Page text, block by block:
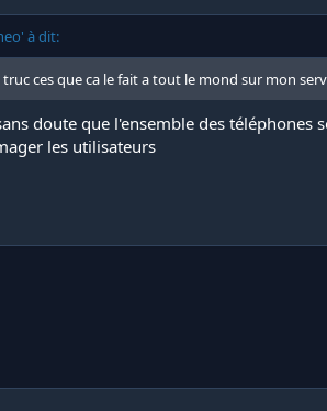
à dit:
truc ces que ca le fait a tout le mond sur mon
doute que l'ensemble des téléphones
les utilisateurs